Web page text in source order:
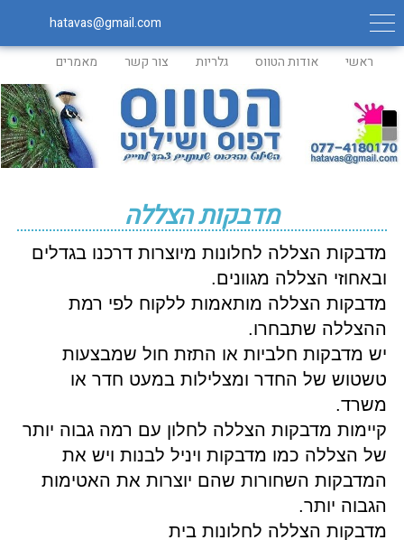
ראשי אודות הטווס גלריות צור קשר מאמרים
מדבקות הצללה
מדבקות הצללה לחלונות מיוצרות דרכנו בגדלים
ובאחוזי הצללה מגוונים.
מדבקות הצללה מותאמות ללקוח לפי רמת
ההצללה שתבחרו.
יש מדבקות חלביות או התזת חול שמבצעות
טשטוש של החדר ומצלילות במעט חדר או
משרד.
קיימות מדבקות הצללה לחלון עם רמה גבוה יותר
של הצללה כמו מדבקות ויניל לבנות ויש את
המדבקות השחורות שהם יוצרות את האטימות
הגבוה יותר.
מדבקות הצללה לחלונות בית
hatavas@gmail.com